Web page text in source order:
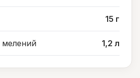
15 г
1,2 л